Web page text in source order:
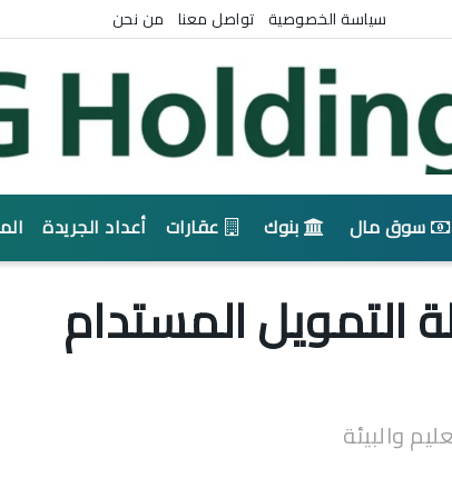
سياسة الخصوصية تواصل معنا من نحن
سوق مال بنوك عقارات أعداد الجريدة
المستدام
والبيئة